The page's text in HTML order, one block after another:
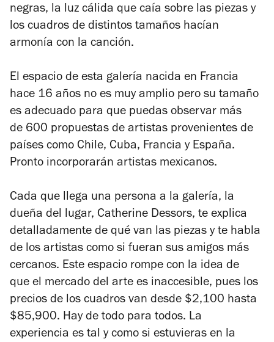
negras, la luz cálida que caía sobre las piezas y
los cuadros de distintos tamaños hacían
armonía con la canción.
El espacio de esta galería nacida en Francia
hace 16 años no es muy amplio pero su tamaño
es adecuado para que puedas observar más
de 600 propuestas de artistas provenientes de
países como Chile, Cuba, Francia y España.
Pronto incorporarán artistas mexicanos.
Cada que llega una persona a la galería, la
dueña del lugar, Catherine Dessors, te explica
detalladamente de qué van las piezas y te habla
de los artistas como si fueran sus amigos más
cercanos. Este espacio rompe con la idea de
que el mercado del arte es inaccesible, pues los
precios de los cuadros van desde $2,100 hasta
$85,900. Hay de todo para todos. La
experiencia es tal y como si estuvieras en la